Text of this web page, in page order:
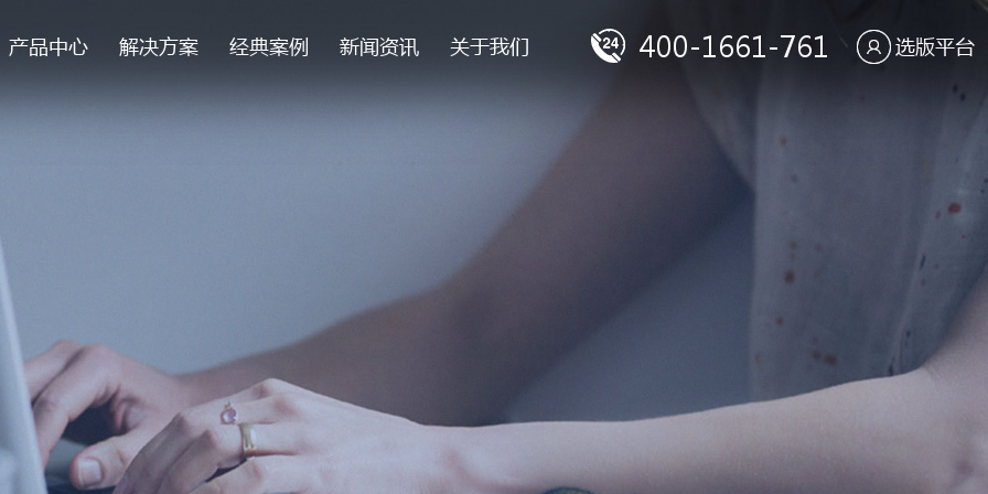
选版平台
400-1661-761
产品中心 解决方案 经典案例 新闻资讯 关于我们